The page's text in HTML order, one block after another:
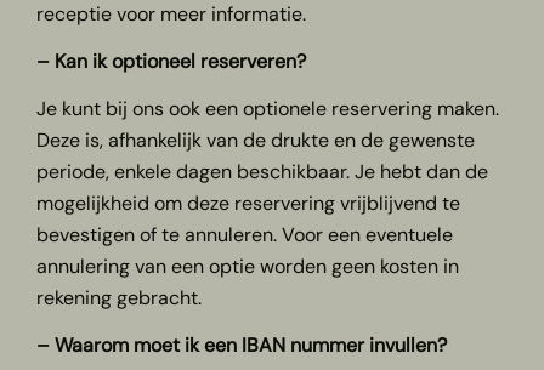
receptie voor meer informatie.
– Kan ik optioneel reserveren?
Je kunt bij ons ook een optionele reservering maken.
Deze is, afhankelijk van de drukte en de gewenste
periode, enkele dagen beschikbaar. Je hebt dan de
mogelijkheid om deze reservering vrijblijvend te
bevestigen of te annuleren. Voor een eventuele
annulering van een optie worden geen kosten in
rekening gebracht.
– Waarom moet ik een IBAN nummer invullen?